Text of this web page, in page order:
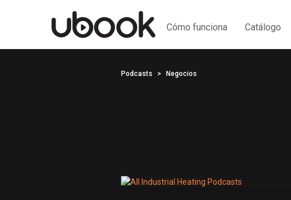
Cómo funciona Catálogo
Podcasts Negocios